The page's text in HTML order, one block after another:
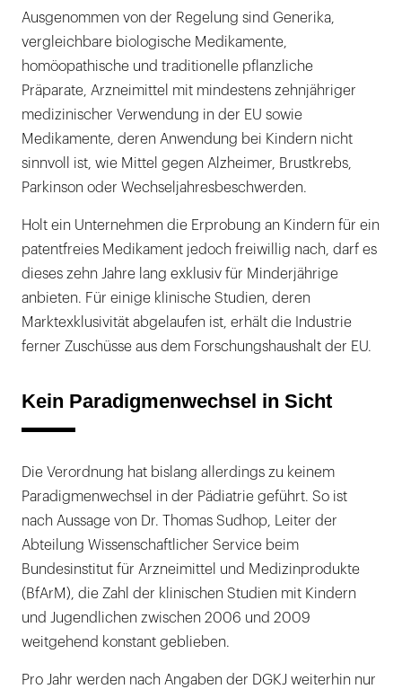
Ausgenommen von der Regelung sind Generika,
vergleichbare biologische Medikamente,
homöopathische und traditionelle pflanzliche
Präparate, Arzneimittel mit mindestens zehnjähriger
medizinischer Verwendung in der EU sowie
Medikamente, deren Anwendung bei Kindern nicht
sinnvoll ist, wie Mittel gegen Alzheimer, Brustkrebs,
Parkinson oder Wechseljahresbeschwerden.
Holt ein Unternehmen die Erprobung an Kindern für ein
patentfreies Medikament jedoch freiwillig nach, darf es
dieses zehn Jahre lang exklusiv für Minderjährige
anbieten. Für einige klinische Studien, deren
Marktexklusivität abgelaufen ist, erhält die Industrie
ferner Zuschüsse aus dem Forschungshaushalt der EU.
Kein Paradigmenwechsel in Sicht
Die Verordnung hat bislang allerdings zu keinem
Paradigmenwechsel in der Pädiatrie geführt. So ist
nach Aussage von Dr. Thomas Sudhop, Leiter der
Abteilung Wissenschaftlicher Service beim
Bundesinstitut für Arzneimittel und Medizinprodukte
(BfArM), die Zahl der klinischen Studien mit Kindern
und Jugendlichen zwischen 2006 und 2009
weitgehend konstant geblieben.
Pro Jahr werden nach Angaben der DGKJ weiterhin nur